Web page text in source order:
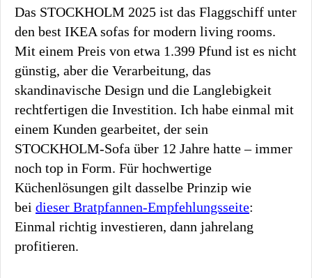
Das STOCKHOLM 2025 ist das Flaggschiff unter
den best IKEA sofas for modern living rooms.
Mit einem Preis von etwa 1.399 Pfund ist es nicht
günstig, aber die Verarbeitung, das
skandinavische Design und die Langlebigkeit
rechtfertigen die Investition. Ich habe einmal mit
einem Kunden gearbeitet, der sein
STOCKHOLM-Sofa über 12 Jahre hatte – immer
noch top in Form. Für hochwertige
Küchenlösungen gilt dasselbe Prinzip wie
bei dieser Bratpfannen-Empfehlungsseite:
Einmal richtig investieren, dann jahrelang
profitieren.